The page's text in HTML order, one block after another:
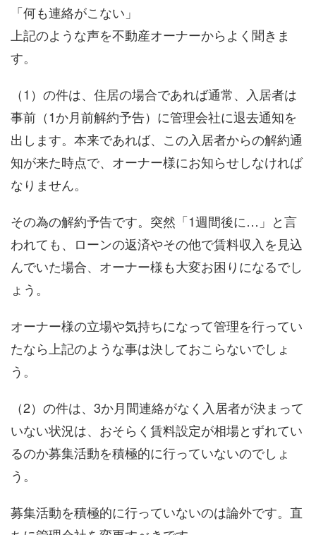
「何も連絡がこない」
上記のような声を不動産オーナーからよく聞きま
す。
（1）の件は、住居の場合であれば通常、入居者は
事前（1か月前解約予告）に管理会社に退去通知を
出します。本来であれば、この入居者からの解約通
知が来た時点で、オーナー様にお知らせしなければ
なりません。
その為の解約予告です。突然「1週間後に…」と言
われても、ローンの返済やその他で賃料収入を見込
んでいた場合、オーナー様も大変お困りになるでし
ょう。
オーナー様の立場や気持ちになって管理を行ってい
たなら上記のような事は決しておこらないでしょ
う。
（2）の件は、3か月間連絡がなく入居者が決まって
いない状況は、おそらく賃料設定が相場とずれてい
るのか募集活動を積極的に行っていないのでしょ
う。
募集活動を積極的に行っていないのは論外です。直